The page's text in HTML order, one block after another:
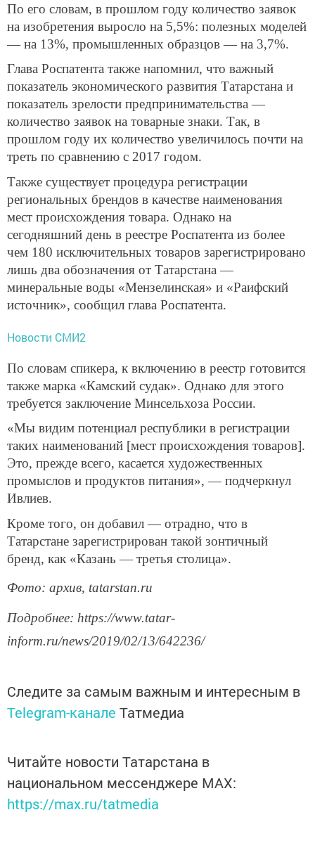
По его словам, в прошлом году количество заявок
на изобретения выросло на 5,5%: полезных моделей
— на 13%, промышленных образцов — на 3,7%.
Глава Роспатента также напомнил, что важный
показатель экономического развития Татарстана и
показатель зрелости предпринимательства —
количество заявок на товарные знаки. Так, в
прошлом году их количество увеличилось почти на
треть по сравнению с 2017 годом.
Также существует процедура регистрации
региональных брендов в качестве наименования
мест происхождения товара. Однако на
сегодняшний день в реестре Роспатента из более
чем 180 исключительных товаров зарегистрировано
лишь два обозначения от Татарстана —
минеральные воды «Мензелинская» и «Раифский
источник», сообщил глава Роспатента.
Новости СМИ2
По словам спикера, к включению в реестр готовится
также марка «Камский судак». Однако для этого
требуется заключение Минсельхоза России.
«Мы видим потенциал республики в регистрации
таких наименований [мест происхождения товаров].
Это, прежде всего, касается художественных
промыслов и продуктов питания», — подчеркнул
Ивлиев.
Кроме того, он добавил — отрадно, что в
Татарстане зарегистрирован такой зонтичный
бренд, как «Казань — третья столица».
Фото: архив, tatarstan.ru
Подробнее: https://www.tatar-
inform.ru/news/2019/02/13/642236/
Следите за самым важным и интересным в
Telegram-канале Татмедиа
Читайте новости Татарстана в
национальном мессенджере MАХ:
https://max.ru/tatmedia